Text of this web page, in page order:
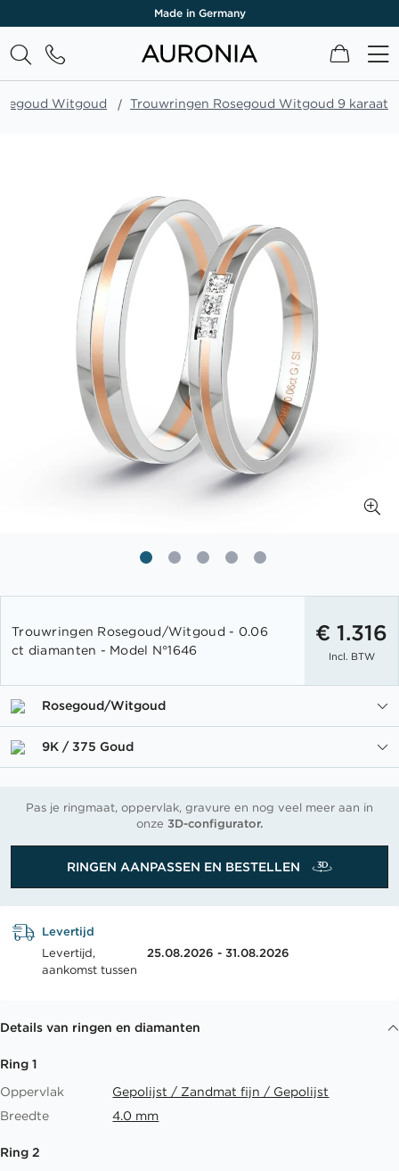
Made in Germany
Witgoud Trouwringen Rosegoud Witgoud 9 karaat
het
begin
de
afbeeldingen-
Trouwringen Rosegoud/Witgoud - 0.06
ct diamanten - Model N°1646
€ 1.316
Incl. BTW
Rosegoud/Witgoud
9K / 375 Goud
Pas je ringmaat, oppervlak, gravure en nog veel meer aan in
onze 3D-configurator.
RINGEN AANPASSEN EN BESTELLEN
Levertijd
Levertijd,
aankomst tussen
25.08.2026 - 31.08.2026
Details van ringen en diamanten
Ring 1
Oppervlak
Gepolijst / Zandmat fijn / Gepolijst
Breedte
4.0 mm
Ring 2